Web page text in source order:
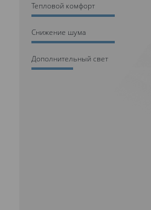
Тепловой комфорт
Cнижение шума
Дополнительный свет